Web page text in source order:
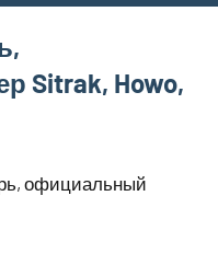
Sitrak, Howo,
официальный